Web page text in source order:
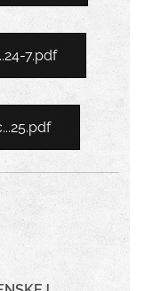
7.pdf